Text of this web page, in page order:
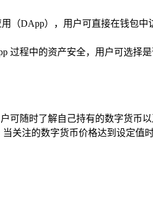
（DApp），用户可直接在钱包
过程中的资产安全，用户可选择
可随时了解自己持有的数字货币
关注的数字货币价格达到设定值